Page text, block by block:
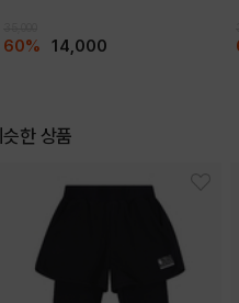
60% 14,000
한 상품